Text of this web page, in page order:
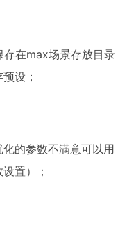
在max场景存放目录
设；
的参数不满意可以用
置）；